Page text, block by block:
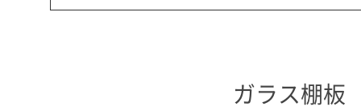
ガラス棚板